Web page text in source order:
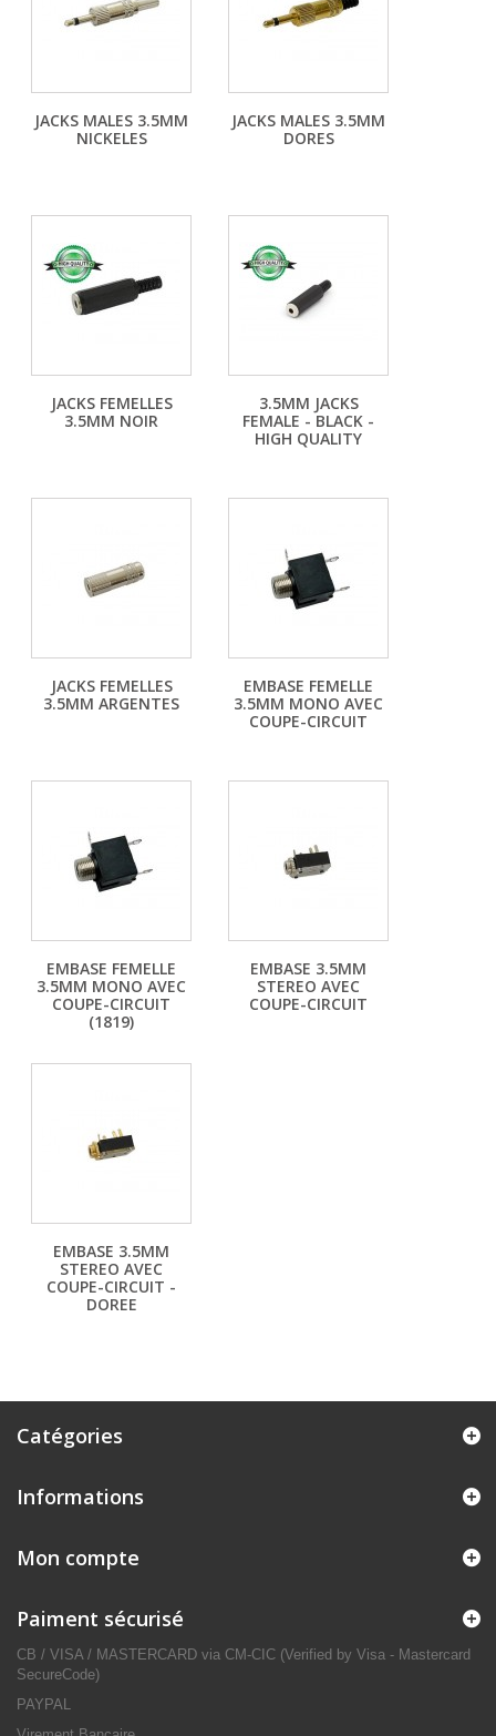
JACKS MALES 3.5MM
NICKELES
JACKS MALES 3.5MM
DORES
JACKS FEMELLES
3.5MM NOIR
3.5MM JACKS
FEMALE - BLACK -
HIGH QUALITY
JACKS FEMELLES
3.5MM ARGENTES
EMBASE FEMELLE
3.5MM MONO AVEC
COUPE-CIRCUIT
EMBASE FEMELLE
3.5MM MONO AVEC
COUPE-CIRCUIT
(1819)
EMBASE 3.5MM
STEREO AVEC
COUPE-CIRCUIT
EMBASE 3.5MM
STEREO AVEC
COUPE-CIRCUIT -
DOREE
Catégories
Informations
Mon compte
Paiment sécurisé
CB / VISA / MASTERCARD via CM-CIC (Verified by Visa - Mastercard
SecureCode)
PAYPAL